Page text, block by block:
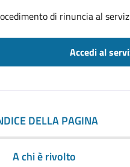
di rinuncia al
Accedi al
DELLA PAGINA
A chi è rivolto